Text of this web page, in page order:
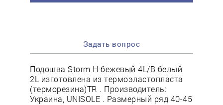
Задать вопрос
Подошва Storm Н бежевый 4L/В белый
2L изготовлена из термоэластопласта
(терморезина)TR . Производитель:
Украина, UNISOLE . Размерный ряд 40-45